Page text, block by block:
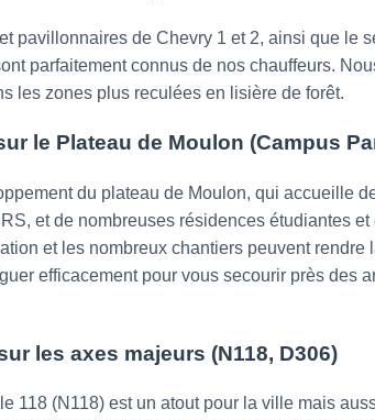
pavillonnaires de Chevry 1 et 2, ainsi que le
parfaitement connus de nos chauffeurs.
les zones plus reculées en lisière de forêt.
le Plateau de Moulon (Campus
du plateau de Moulon, qui accueille
et de nombreuses résidences étudiantes
et les nombreux chantiers peuvent
efficacement pour vous secourir près des
les axes majeurs (N118, D306)
118 (N118) est un atout pour la ville mais